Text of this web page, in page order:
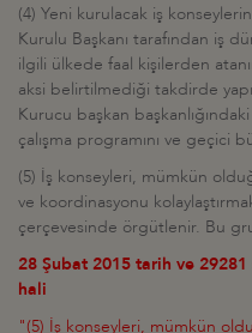
(4) Yeni kurulacak iş
Kurulu Başkanı tarafından iş
ilgili ülkede faal kişilerden
aksi belirtilmediği takdirde
Kurucu başkan
çalışma programını ve geçici
(5) İş konseyleri, mümkün
ve koordinasyonu
çerçevesinde örgütlenir. Bu
28 Şubat 2015 tarih ve
hali
"(5) İş konseyleri, mümkün